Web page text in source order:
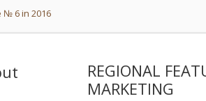
№ 6 in 2016
REGIONAL
MARKETING